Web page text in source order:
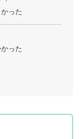
った
った